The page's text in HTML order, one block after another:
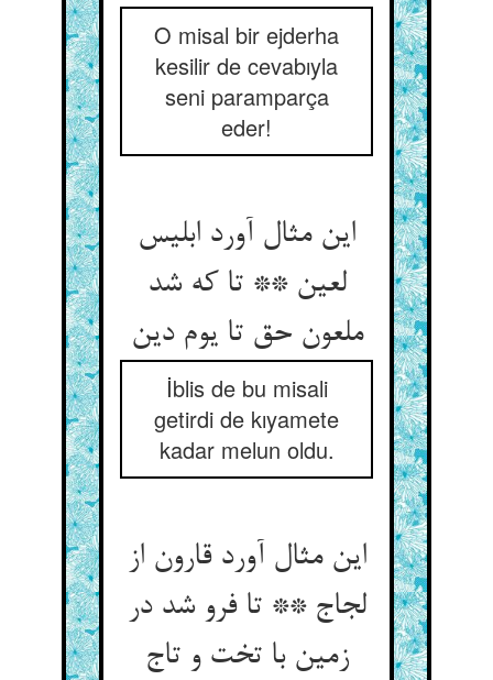
O misal bir ejderha
kesilir de cevabıyla
seni paramparça
eder!
این مثال آورد ابلیس
لعین ** تا که شد
ملعون حق تا یوم دین
İblis de bu misali
getirdi de kıyamete
kadar melun oldu.
این مثال آورد قارون از
لجاج ** تا فرو شد در
زمین با تخت و تاج